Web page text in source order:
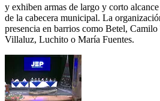
y exhiben armas de largo y corto
de la cabecera municipal. La
presencia en barrios como Betel,
Villaluz, Luchito o María Fuentes.